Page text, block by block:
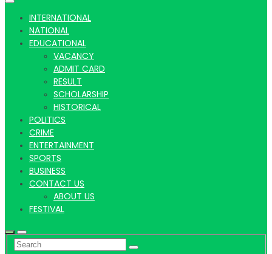
Latest
Hindi
News
INTERNATIONAL
NATIONAL
EDUCATIONAL
VACANCY
ADMIT CARD
RESULT
SCHOLARSHIP
HISTORICAL
POLITICS
CRIME
ENTERTAINMENT
SPORTS
BUSINESS
CONTACT US
ABOUT US
FESTIVAL